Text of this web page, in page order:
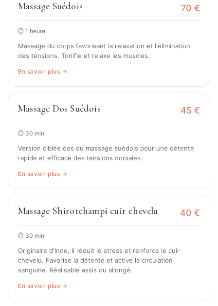
Massage Suédois 70 €
⏱ 1 heure
Massage du corps favorisant la relaxation et l'élimination
des tensions. Tonifie et relaxe les muscles.
En savoir plus →
Massage Dos Suédois 45 €
⏱ 30 min
Version ciblée dos du massage suédois pour une détente
rapide et efficace des tensions dorsales.
En savoir plus →
Massage Shirotchampi cuir chevelu 40 €
⏱ 30 min
Originaire d'Inde, il réduit le stress et renforce le cuir
chevelu. Favorise la détente et active la circulation
sanguine. Réalisable assis ou allongé.
En savoir plus →